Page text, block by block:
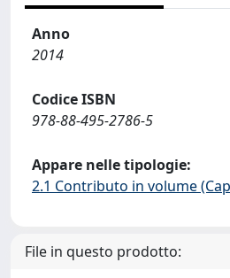
Anno
2014
Codice ISBN
978-88-495-2786-5
Appare nelle tipologie:
2.1 Contributo in volume
File in questo prodotto: